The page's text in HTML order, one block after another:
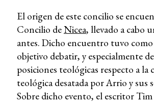
El origen de este concilio se
Concilio deNicea, llevado a cabo
antes. Dicho encuentro tuvo
objetivo debatir, y especialmente
posiciones teológicas respecto a la
teológica desatada por Arrio y sus
Sobre dicho evento, el escritor